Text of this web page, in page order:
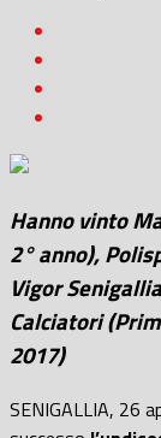
Hanno vinto
2° anno),
Vigor
Calciatori
2017)
SENIGALLIA, 26